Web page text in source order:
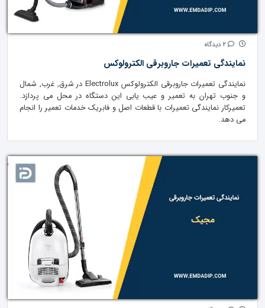
نمایندگی تعمیرات جاروبرقی الکترولوکس
نمایندگی تعمیرات جاروبرقی الکترولوکس Electrolux در شرق, غرب, شمال
و جنوب تهران به تعمیر و عیب یابی این دستگاه در محل می پردازد.
تعمیرکار نمایندگی تعمیرات با قطعات اصل و فابریک خدمات تعمیر را انجام
می دهد.